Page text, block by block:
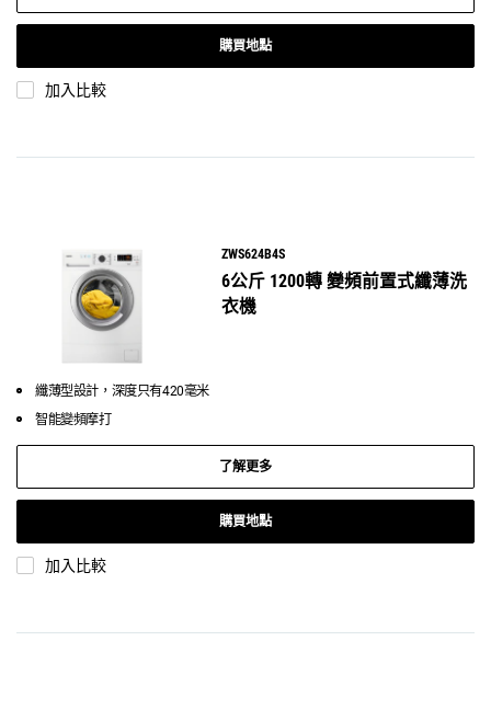
購買地點
加入比較
ZWS624B4S
6公斤 1200轉 變頻前置式纖薄洗
衣機
纖薄型設計，深度只有420毫米
智能變頻摩打
了解更多
購買地點
加入比較